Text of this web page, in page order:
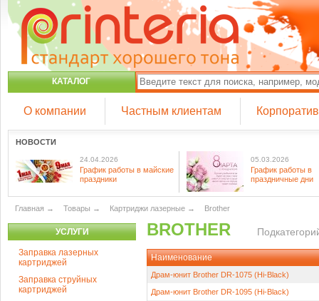
КАТАЛОГ
О компании Частным клиентам
НОВОСТИ
24.04.2026
График работы в майские
праздники
05.03.2026
График работы в
праздничные дни
Главная → Товары → Картриджи лазерные → Brother
УСЛУГИ
Заправка лазерных
картриджей
Заправка струйных
картриджей
BROTHER
Наименование
Драм-юнит Brother DR-1075 (Hi-Black)
Драм-юнит Brother DR-1095 (Hi-Black)